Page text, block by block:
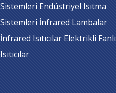
Sistemleri Endüstriyel Isıtma
Sistemleri İnfrared Lambalar
İnfrared Isıtıcılar Elektrikli Fanlı
Isıtıcılar